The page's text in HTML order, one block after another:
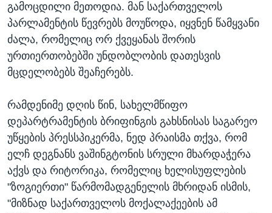
გამოცდილი მეთოდია. მან საქართველოს
პარლამენტის წევრებს მოუწოდა, იყვნენ წამყვანი
ძალა, რომელიც ორ ქვეყანას შორის
ურთიერთობებში უნდობლობის დათესვის
მცდელობებს შეაჩერებს.
რამდენიმე დღის წინ, სახელმწიფო
დეპარტრამენტის ბრიფინგის გახსნისას საგარეო
უწყების პრესსპიკერმა, ნედ პრაისმა თქვა, რომ
ელჩ დეგნანს ვაშინგტონის სრული მხარდაჭერა
აქვს და რიტორიკა, რომელიც ხელისუფლების
"ზოგიერთი" წარმომადგენელის მხრიდან ისმის,
"მიზნად საქართველოს მოქალაქეების ამ